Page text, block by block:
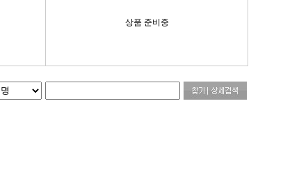
상품 준비중